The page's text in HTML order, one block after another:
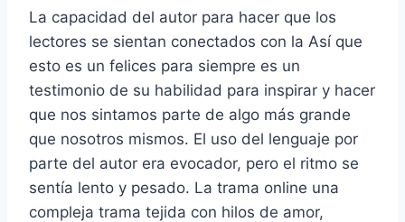
La capacidad del autor para hacer que los
lectores se sientan conectados con la Así que
esto es un felices para siempre es un
testimonio de su habilidad para inspirar y hacer
que nos sintamos parte de algo más grande
que nosotros mismos. El uso del lenguaje por
parte del autor era evocador, pero el ritmo se
sentía lento y pesado. La trama online una
compleja trama tejida con hilos de amor,